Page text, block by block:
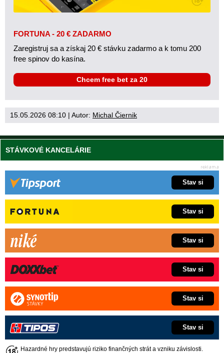
FORTUNA - 20 € ZADARMO
Zaregistruj sa a získaj 20 € stávku zadarmo a k tomu 200
free spinov do kasína.
Chcem free bet za 20
15.05.2026 08:10 | Autor: Michal Čiernik
STÁVKOVÉ KANCELÁRIE
Stav si
Stav si
Stav si
Stav si
Stav si
Stav si
Hazardné hry predstavujú riziko finančných strát a vzniku závislosti.